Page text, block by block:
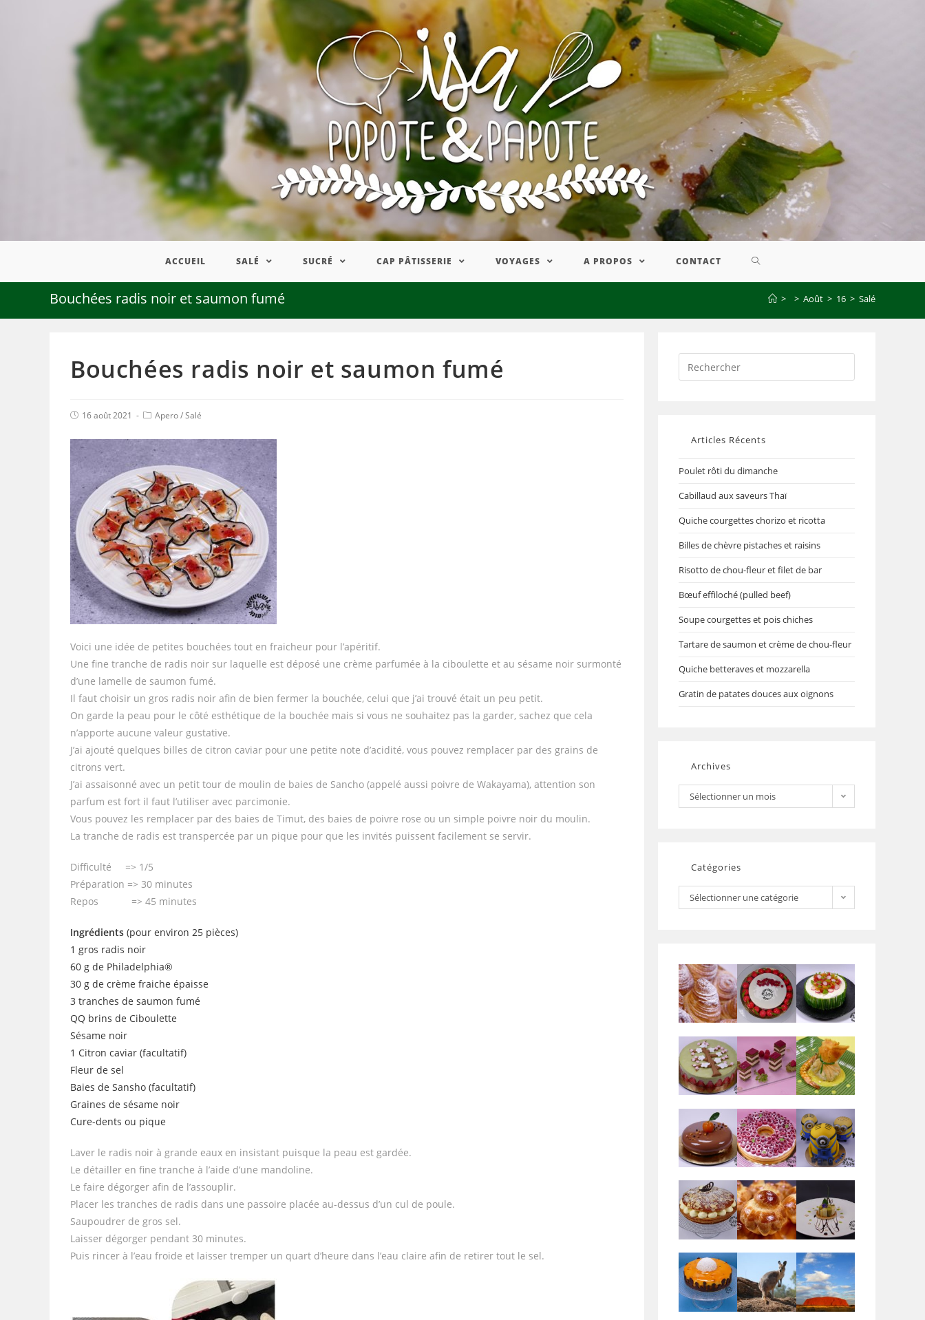
ACCUEIL SALÉ SUCRÉ CAP PÂTISSERIE VOYAGES A PROPOS CONTACT
Bouchées radis noir et saumon fumé > > Août > 16 > Salé
Bouchées radis noir et saumon fumé
16 août 2021 Apero/Salé
Voici une idée de petites bouchées tout en fraicheur pour l’apéritif.
Une fine tranche de radis noir sur laquelle est déposé une crème parfumée à la ciboulette et au sésame noir surmonté
d’une lamelle de saumon fumé.
Il faut choisir un gros radis noir afin de bien fermer la bouchée, celui que j’ai trouvé était un peu petit.
On garde la peau pour le côté esthétique de la bouchée mais si vous ne souhaitez pas la garder, sachez que cela
n’apporte aucune valeur gustative.
J’ai ajouté quelques billes de citron caviar pour une petite note d’acidité, vous pouvez remplacer par des grains de
citrons vert.
J’ai assaisonné avec un petit tour de moulin de baies de Sancho (appelé aussi poivre de Wakayama), attention son
parfum est fort il faut l’utiliser avec parcimonie.
Vous pouvez les remplacer par des baies de Timut, des baies de poivre rose ou un simple poivre noir du moulin.
La tranche de radis est transpercée par un pique pour que les invités puissent facilement se servir.
Difficulté => 1/5
Préparation => 30 minutes
Repos => 45 minutes
Ingrédients (pour environ 25 pièces)
1 gros radis noir
60 g de Philadelphia®
30 g de crème fraiche épaisse
3 tranches de saumon fumé
QQ brins de Ciboulette
Sésame noir
1 Citron caviar (facultatif)
Fleur de sel
Baies de Sansho (facultatif)
Graines de sésame noir
Cure-dents ou pique
Laver le radis noir à grande eaux en insistant puisque la peau est gardée.
Le détailler en fine tranche à l’aide d’une mandoline.
Le faire dégorger afin de l’assouplir.
Placer les tranches de radis dans une passoire placée au-dessus d’un cul de poule.
Saupoudrer de gros sel.
Laisser dégorger pendant 30 minutes.
Puis rincer à l’eau froide et laisser tremper un quart d’heure dans l’eau claire afin de retirer tout le sel.
Articles Récents
Poulet rôti du dimanche
Cabillaud aux saveurs Thaï
Quiche courgettes chorizo et ricotta
Billes de chèvre pistaches et raisins
Risotto de chou-fleur et filet de bar
Bœuf effiloché (pulled beef)
Soupe courgettes et pois chiches
Tartare de saumon et crème de chou-fleur
Quiche betteraves et mozzarella
Gratin de patates douces aux oignons
Archives
Sélectionner un mois
Catégories
Sélectionner une catégorie